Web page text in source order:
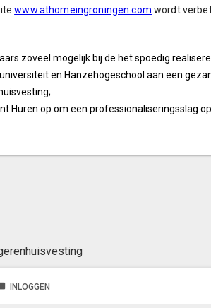
www.athomeingroningen.com wordt
zoveel mogelijk bij de het spoedig
en Hanzehogeschool aan een
Huren op om een professionaliseringsslag
INLOGGEN